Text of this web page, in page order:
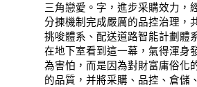
三角戀愛。字，進步采購效力，
分揀機制完成嚴厲的品控治理，
挑唆體系、配送道路智能計劃體
在地下室看到這一幕，氣得渾身
為害怕，而是因為對財富庸俗化
的品質，并將采購、品控、倉儲